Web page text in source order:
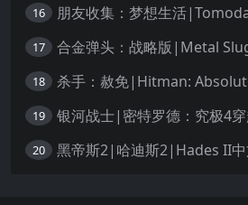
16
17 合金弹头：战略版|Metal
18 杀手：赦免|Hitman:
19
20 黑帝斯2|哈迪斯2|Hades II中